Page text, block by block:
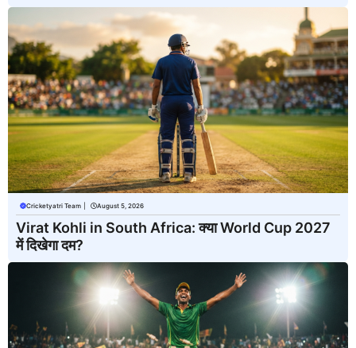
Cricketyatri Team August 5, 2026
Virat Kohli in South Africa: क्या World Cup 2027
में दिखेगा दम?